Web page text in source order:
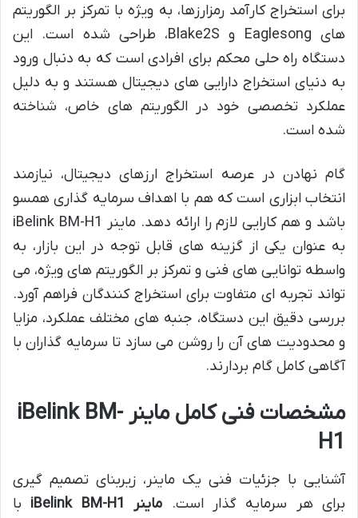
برای استخراج کارآمد رمزارزها، به ویژه با تمرکز بر الگوریتم
های Eaglesong و Blake2S، طراحی شده است. این
دستگاه راه حلی محکم برای افرادی است که به دنبال ورود
به دنیای استخراج دارایی های دیجیتال هستند و به دلیل
عملکرد تخصصی خود در الگوریتم های خاص، شناخته
شده است.
گام نهادن در عرصه استخراج ارزهای دیجیتال، نیازمند
انتخاب ابزاری است که هم با اهداف سرمایه گذاری همسو
باشد و هم کارایی لازم را ارائه دهد. ماینر iBelink BM-H1
به عنوان یکی از گزینه های قابل توجه در این بازار، به
واسطه توانایی های فنی و تمرکز بر الگوریتم های ویژه، می
تواند تجربه ای متفاوت برای استخراج کنندگان فراهم آورد.
بررسی دقیق این دستگاه، جنبه های مختلف عملکرد، مزایا
و محدودیت های آن را روشن می سازد تا سرمایه گذاران با
آگاهی کامل گام بردارند.
مشخصات فنی کامل ماینر iBelink BM-
H1
آشنایی با جزئیات فنی یک ماینر، زیربنای تصمیم گیری
برای هر سرمایه گذار است. ماینر iBelink BM-H1
با